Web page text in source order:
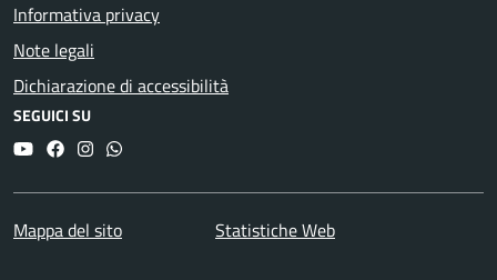
Informativa privacy
Note legali
Dichiarazione di accessibilità
SEGUICI SU
YouTubeFacebookInstagram
Whatsapp
Mappa del sito Statistiche Web